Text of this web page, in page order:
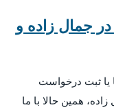
در جمال زاده و
یا ثبت درخواست
همین حالا با ما